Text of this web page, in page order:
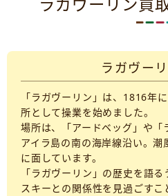
ラガヴー
「ラガヴーリン」は、1816年
所として操業を始めました。
場所は、「アードベッグ」や「
アイラ島の南の海岸線沿い。
に面しています。
「ラガヴーリン」の歴史を語
スキーとの関係性を見過ごすこ